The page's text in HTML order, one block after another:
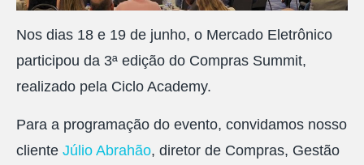
Nos dias 18 e 19 de junho, o Mercado Eletrônico
participou da 3ª edição do Compras Summit,
realizado pela Ciclo Academy.
Para a programação do evento, convidamos nosso
cliente Júlio Abrahão, diretor de Compras, Gestão